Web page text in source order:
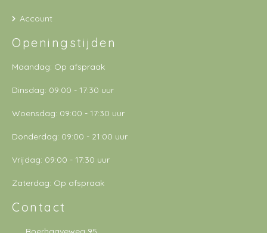
Account
Openingstijden
Maandag: Op afspraak
Dinsdag: 09:00 - 17:30 uur
Woensdag: 09:00 - 17:30 uur
Donderdag: 09:00 - 21:00 uur
Vrijdag: 09:00 - 17:30 uur
Zaterdag: Op afspraak
Contact